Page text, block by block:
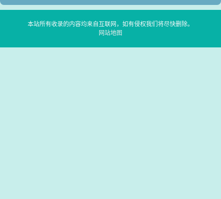
本站所有收录的内容均来自互联网，如有侵权我们将尽快删除。
网站地图